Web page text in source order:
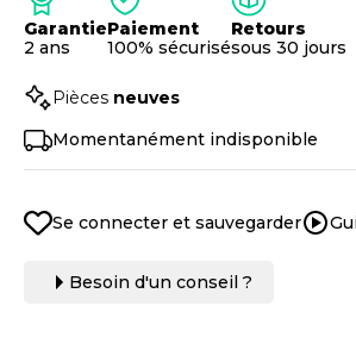
Garantie
2 ans
Paiement
100% sécurisé
Retours
sous 30 jours
Pièces neuves
Momentanément indisponible
Se connecter et sauvegarder
Besoin d'un conseil ?